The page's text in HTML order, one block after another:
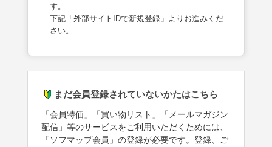
す。
下記「外部サイトIDで新規登録」よりお進みくだ
さい。
まだ会員登録されていないかたはこちら
「会員特価」「買い物リスト」「メールマガジン
配信」等のサービスをご利用いただくためには、
「ソフマップ会員」の登録が必要です。登録、ご